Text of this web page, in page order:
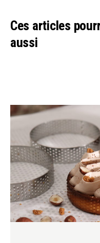
Ces articles
aussi